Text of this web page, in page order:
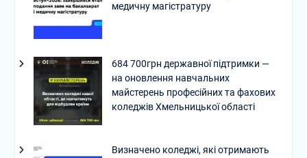
медичну магістратуру
684 700грн державної підтримки —
на оновлення навчальних
майстерень професійних та фахових
коледжів Хмельницької області
Визначено коледжі, які отримають